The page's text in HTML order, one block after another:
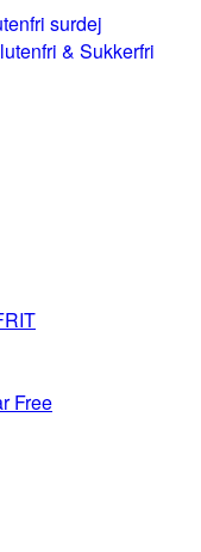
surdej
& Sukkerfri
Free